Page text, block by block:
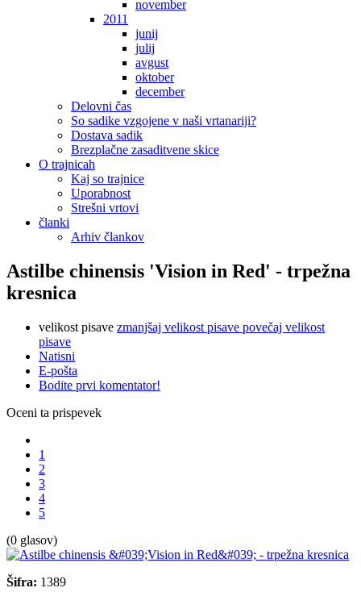
november
2011
junij
julij
avgust
oktober
december
Delovni čas
So sadike vzgojene v naši vrtanariji?
Dostava sadik
Brezplačne zasaditvene skice
O trajnicah
Kaj so trajnice
Uporabnost
Strešni vrtovi
članki
Arhiv člankov
Astilbe chinensis 'Vision in Red' - trpežna
kresnica
velikost pisave zmanjšaj velikost pisave povečaj velikost
pisave
Natisni
E-pošta
Bodite prvi komentator!
Oceni ta prispevek
1
2
3
4
5
(0 glasov)
Šifra: 1389